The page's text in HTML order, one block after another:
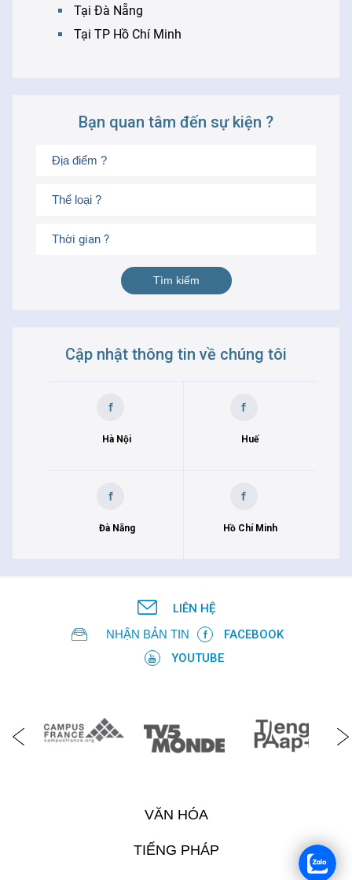
Tại Đà Nẵng
Tại TP Hồ Chí Minh
Bạn quan tâm đến sự kiện ?
Thời gian ?
Cập nhật thông tin về chúng tôi
Hà Nội Huế
Đà Nẵng Hồ Chí Minh
LIÊN HỆ
NHẬN BẢN TIN
FACEBOOK
YOUTUBE
VĂN HÓA
TIẾNG PHÁP